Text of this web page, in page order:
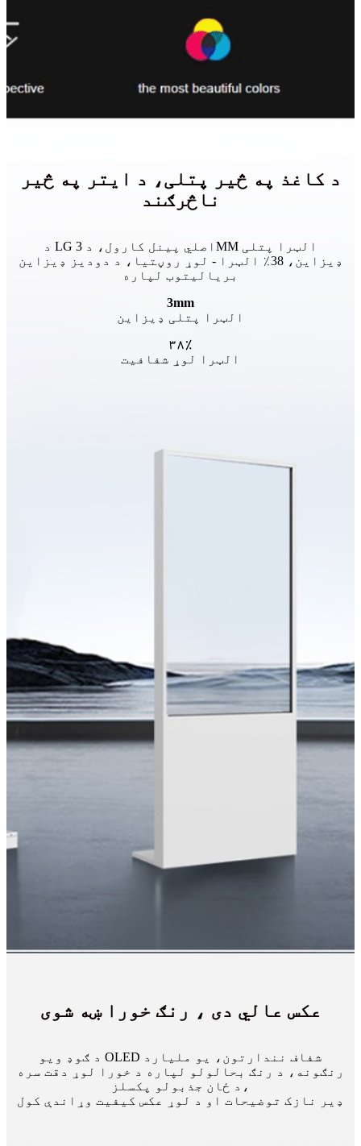
د کاغذ په څیر پتلی، د ایتر په څیر
ناڅرګند
د LG اصلي پینل کارول، د 3MM الټرا پتلی
ډیزاین، 38٪ الټرا - لوړ روڼتیا، د دودیز ډیزاین
بریالیتوب لپاره
3mm
الټرا پتلی ډیزاین
۳۸٪
الټرا لوړ شفافیت
عکس عالي دی ، رنګ خورا ښه شوی
د ګوډ ویو OLED شفاف نندارتون، یو ملیارد
رنګونه، د رنګ بحالولو لپاره د خورا لوړ دقت سره
د ځان جذبولو پکسلز،
ډیر نازک توضیحات او د لوړ عکس کیفیت وړاندې کول